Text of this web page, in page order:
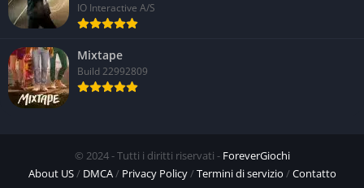
IO Interactive A/S
Mixtape
Build 22992809
© 2024 - Tutti i diritti riservati - ForeverGiochi
About US/ DMCA/ Privacy Policy/Termini di servizio /Contatto